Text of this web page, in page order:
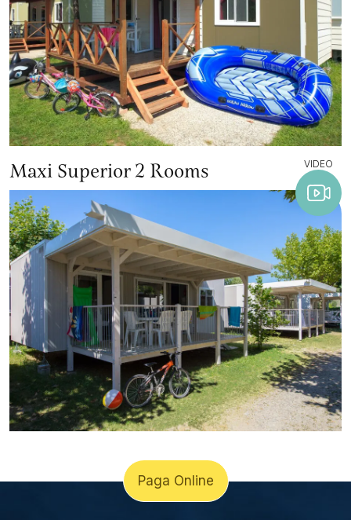
Maxi Superior 2 Rooms VIDEO
Paga Online